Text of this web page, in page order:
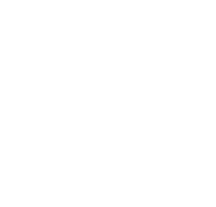
Art der Arbeit und dem
sowie